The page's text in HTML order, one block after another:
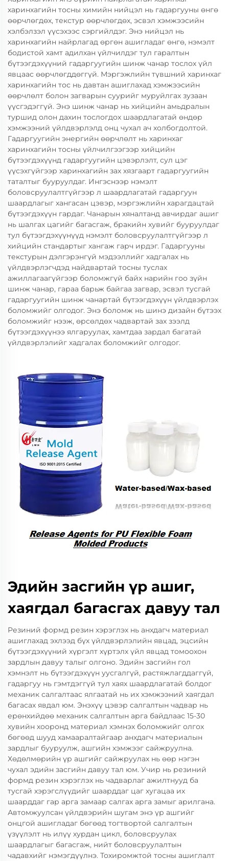
харинхагийн тосны химийн нийцэл нь гадаргууны өнгө
өөрчлөгдөх, текстур өөрчлөгдөх, эсвэл хэмжээсийн
хэлбэлзэл үүсэхээс сэргийлдэг. Энэ нийцэл нь
харинхагийн найрлагад өргөн ашигладаг өнгө, нэмэлт
бодистой хамт адилхан үйлчилдэг тул гаралтын
бүтээгдэхүүний гадаргуугийн шинж чанар тослох үйл
явцаас өөрчлөгддөггүй. Мэргэжлийн түвшний харинхаг
харинхагийн тос нь давтан ашиглахад хэмжээсийн
өөрчлөлт болон загварын суурийг муруйлгах зузаан
үүсгэдэггүй. Энэ шинж чанар нь хийцийн амьдралын
туршид олон дахин тослогдох шаардлагатай өндөр
хэмжээний үйлдвэрлэлд онц чухал ач холбогдолтой.
Гадаргуугийн энергийн өөрчлөлт нь харинхаг
харинхагийн тосны үйлчилгээгээр хийцийн
бүтээгдэхүүнд гадаргуугийн цэвэрлэлт, сул цэг
үүсэхгүйгээр харинхагийн зах хязгаарт гадаргуугийн
таталтыг бууруулдаг. Ингэснээр нэмэлт
боловсруулалтгүйгээр л шаардлагатай гадаргуун
шаардлагыг хангасан цэвэр, мэргэжлийн харагдацтай
бүтээгдэхүүн гардаг. Чанарын хяналтанд авчирдаг ашиг
нь шалгах цагийг багасгаж, бракийн хувийг бууруулдаг
тул бүтээгдэхүүнүүд нэмэлт боловсруулалтгүйгээр л
хийцийн стандартыг хангаж гарч ирдэг. Гадаргууны
текстурын дэлгэрэнгүй мэдээллийг хадгалах нь
үйлдвэрлэгчдэд найдвартай тосны туслах
ажиллагаагүйгээр боломжгүй байх нарийн гоо зүйн
шинж чанар, гараа барьж байгаа загвар, эсвэл тусгай
гадаргуугийн шинж чанартай бүтээгдэхүүн үйлдвэрлэх
боломжийг олгодог. Энэ боломж нь шинэ дизайн бүтээх
боломжийг нээж, өрсөлдөх чадвартай зах зээлд
бүтээгдэхүүнээ ялгаруулах, хамтдаа зардал багатай
үйлдвэрлэлийг хадгалах боломжийг олгодог.
Эдийн засгийн үр ашиг,
хаягдал багасгах давуу тал
Резиний формд резин хэрэглэх нь анхдагч материал
ашиглахад эхлээд бүх үйлдвэрлэлийн явцад, эцсийн
бүтээгдэхүүний хүргэлт хүртэлх үйл явцад томоохон
зардлын давуу талыг олгоно. Эдийн засгийн гол
хэмнэлт нь бүтээгдэхүүн уусгалгүй, растяжлагддаггүй,
гадаргуу нь гэмтдэггүй тул хаях шаардлагатай болдог
механик салгалтаас ялгаатай нь их хэмжээний хаягдал
багасах явдал юм. Энэхүү цэвэр салгалтын чадвар нь
ерөнхийдөө механик салгалтын арга байдлаас 15-30
хувийн хооронд материал хэмнэх боломжийг олгох
бөгөөд шууд хамааралтайгаар анхдагч материалын
зардлыг бууруулж, ашгийн хэмжээг сайжруулна.
Хөдөлмөрийн үр ашгийг сайжруулах нь өөр нэгэн
чухал эдийн засгийн давуу тал юм. Учир нь резиний
формд резин хэрэглэх нь чадварлаг ажилтнууд ба
тусгай хэрэгслүүдийг шаарддаг цаг хугацаа их
шаарддаг гар арга замаар салгах арга замыг арилгана.
Автомжуулсан үйлдвэрийн шугам энэ үр ашгийг
онцгой ашигладаг бөгөөд тогтвортой салгалтын
үзүүлэлт нь илүү хурдан цикл, боловсруулах
шаардлагыг багасгаж, нийт боловсруулалтын
чадавхийг нэмэгдүүлнэ. Тохиромжтой тосны ашиглалт